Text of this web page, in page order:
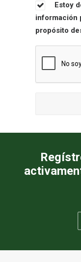
Estoy
información
propósito